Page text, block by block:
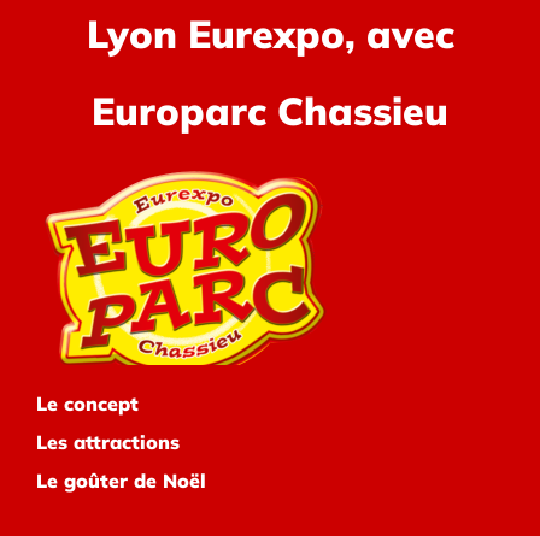
Lyon Eurexpo, avec
Europarc Chassieu
Le concept
Les attractions
Le goûter de Noël